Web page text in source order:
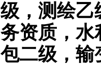
级，测绘乙
务资质， 水
包二级，输